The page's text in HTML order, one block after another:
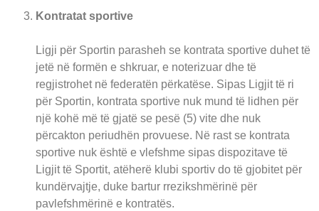
Kontratat sportive
Ligji për Sportin parasheh se kontrata sportive duhet të
jetë në formën e shkruar, e noterizuar dhe të
regjistrohet në federatën përkatëse. Sipas Ligjit të ri
për Sportin, kontrata sportive nuk mund të lidhen për
një kohë më të gjatë se pesë (5) vite dhe nuk
përcakton periudhën provuese. Në rast se kontrata
sportive nuk është e vlefshme sipas dispozitave të
Ligjit të Sportit, atëherë klubi sportiv do të gjobitet për
kundërvajtje, duke bartur rrezikshmërinë për
pavlefshmërinë e kontratës.